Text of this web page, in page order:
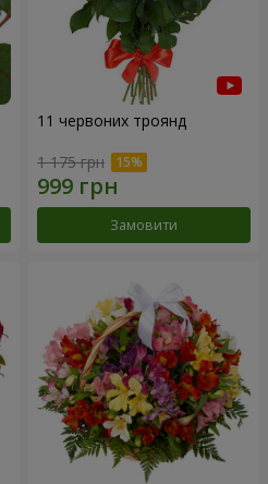
11 червоних троянд
1 175 грн
Замовити